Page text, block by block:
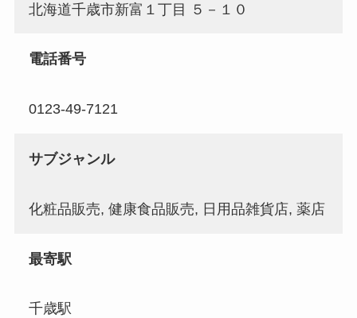
北海道千歳市新富１丁目 ５－１０
電話番号
0123-49-7121
サブジャンル
化粧品販売, 健康食品販売, 日用品雑貨店, 薬店
最寄駅
千歳駅